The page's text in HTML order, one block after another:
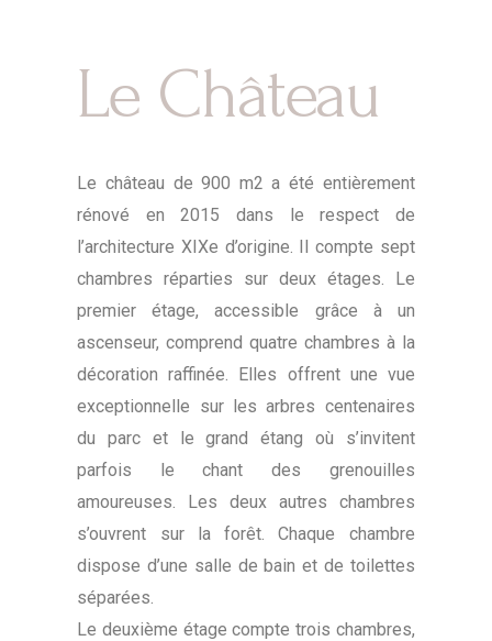
Le Château
Le château de 900 m2 a été entièrement
rénové en 2015 dans le respect de
l’architecture XIXe d’origine. Il compte sept
chambres réparties sur deux étages. Le
premier étage, accessible grâce à un
ascenseur, comprend quatre chambres à la
décoration raffinée. Elles offrent une vue
exceptionnelle sur les arbres centenaires
du parc et le grand étang où s’invitent
parfois le chant des grenouilles
amoureuses. Les deux autres chambres
s’ouvrent sur la forêt. Chaque chambre
dispose d’une salle de bain et de toilettes
séparées.
Le deuxième étage compte trois chambres,